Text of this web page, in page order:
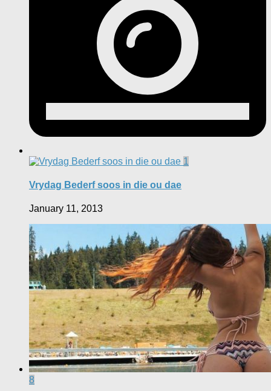
1
Vrydag Bederf soos in die ou dae
January 11, 2013
8